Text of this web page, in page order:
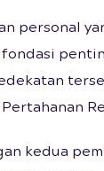
personal
kedua